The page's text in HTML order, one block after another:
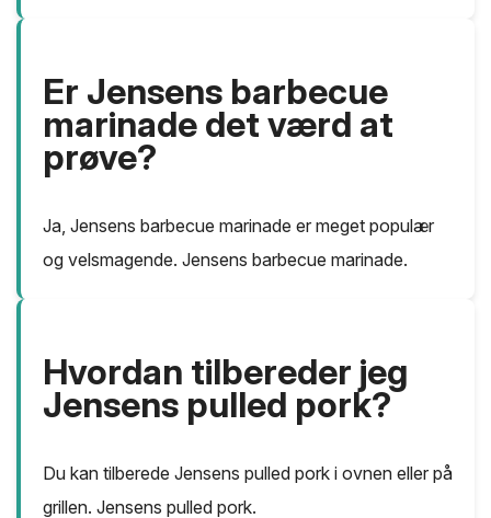
Er Jensens barbecue
marinade det værd at
prøve?
Ja, Jensens barbecue marinade er meget populær
og velsmagende. Jensens barbecue marinade.
Hvordan tilbereder jeg
Jensens pulled pork?
Du kan tilberede Jensens pulled pork i ovnen eller på
grillen. Jensens pulled pork.